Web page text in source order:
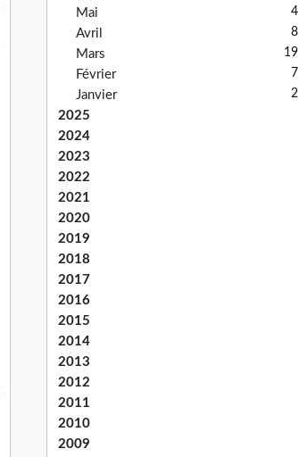
Mai 4
Avril 8
Mars 19
Février 7
Janvier 2
2025
2024
2023
2022
2021
2020
2019
2018
2017
2016
2015
2014
2013
2012
2011
2010
2009